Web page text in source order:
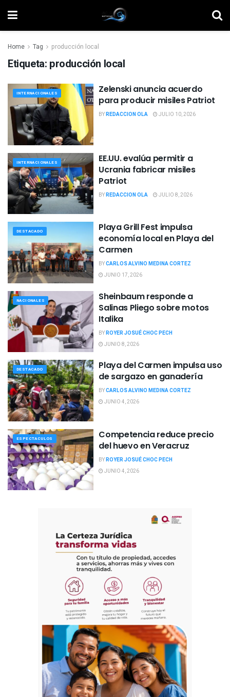
Home Tag producción local
Etiqueta: producción local
INTERNACIONALES
Zelenski anuncia acuerdo
para producir misiles Patriot
BYREDACCION OLA JULIO 10, 2026
INTERNACIONALES
EE.UU. evalúa permitir a
Ucrania fabricar misiles
Patriot
BYREDACCION OLA JULIO 8, 2026
DESTACADO
Playa Grill Fest impulsa
economía local en Playa del
Carmen
BYCARLOS ALVINO MEDINA CORTEZ
JUNIO 17, 2026
NACIONALES
Sheinbaum responde a
Salinas Pliego sobre motos
Italika
BYROYER JOSUÉ CHOC PECH
JUNIO 8, 2026
DESTACADO
Playa del Carmen impulsa uso
de sargazo en ganadería
BYCARLOS ALVINO MEDINA CORTEZ
JUNIO 4, 2026
ESPECTACULOS
Competencia reduce precio
del huevo en Veracruz
BYROYER JOSUÉ CHOC PECH
JUNIO 4, 2026